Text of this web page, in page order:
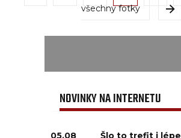
všechny fotky
NOVINKY NA INTERNETU
05.08 Šlo to trefit i lépe